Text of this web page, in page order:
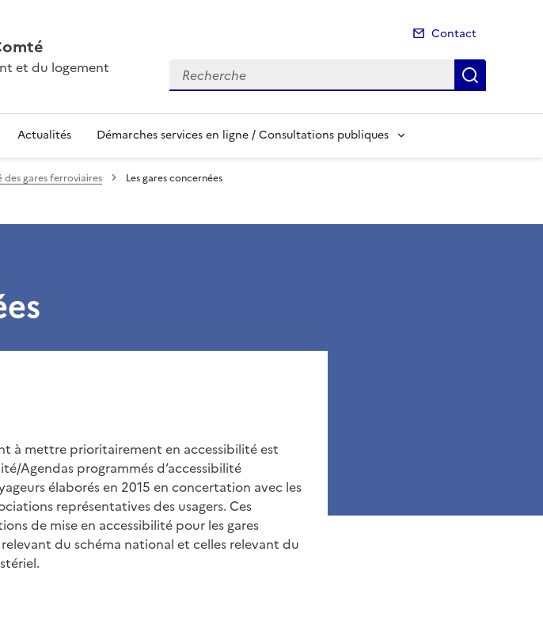
et du logement
Contact
Recherche
Actualités Démarches services en ligne / Consultations publiques
des gares ferroviaires Les gares concernées
à mettre prioritairement en accessibilité est
Agendas programmés d’accessibilité
élaborés en 2015 en concertation avec les
représentatives des usagers. Ces
de mise en accessibilité pour les gares
du schéma national et celles relevant du